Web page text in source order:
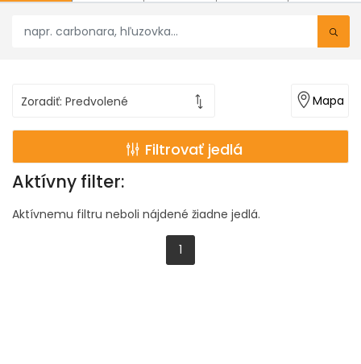
Mapa
Filtrovať jedlá
Aktívny filter:
Aktívnemu filtru neboli nájdené žiadne jedlá.
1